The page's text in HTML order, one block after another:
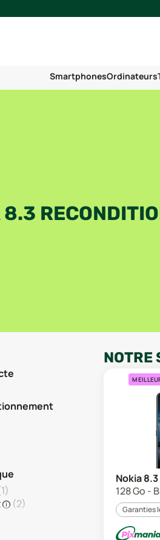
SmartphonesOrdinateurs
8.3
1)
(2)
NOTRE
Nokia 8.3
128 Go -
Garanties